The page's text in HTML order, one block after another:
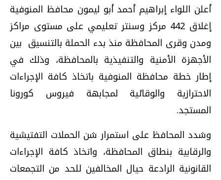
أعلن اللواء إبراهيم أحمد أبو ليمون محافظ المنوفية
إغلاق 442 مركز وسنتر تعليمي على مستوى مراكز
ومدن وقرى المحافظة منذ بدء الحملة بالتنسيق بين
الأجهزة الأمنية والتنفيذية بالمحافظة، وذلك في
إطار خطة محافظة المنوفية باتخاذ كافة الإجراءات
الاحترازية والوقائية لمجابهة فيروس كورونا
المستجد.
وشدد المحافظ على استمرار شن الحملات التفتيشية
والرقابية بنطاق المحافظة، واتخاذ كافة الإجراءات
القانونية الرادعة حيال المخالفين للحد من التجمعات